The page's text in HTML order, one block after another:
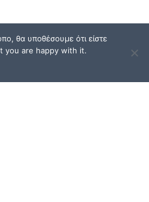
θα υποθέσουμε ότι είστε
you are happy with it.